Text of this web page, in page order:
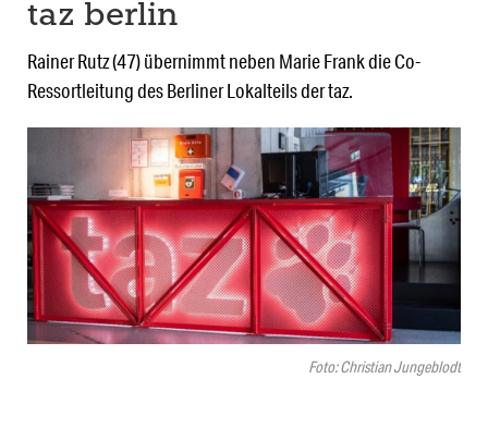
Foto: Christian Jungeblodt
taz berlin
Rainer Rutz (47) übernimmt neben Marie Frank die Co-
Ressortleitung des Berliner Lokalteils der taz.